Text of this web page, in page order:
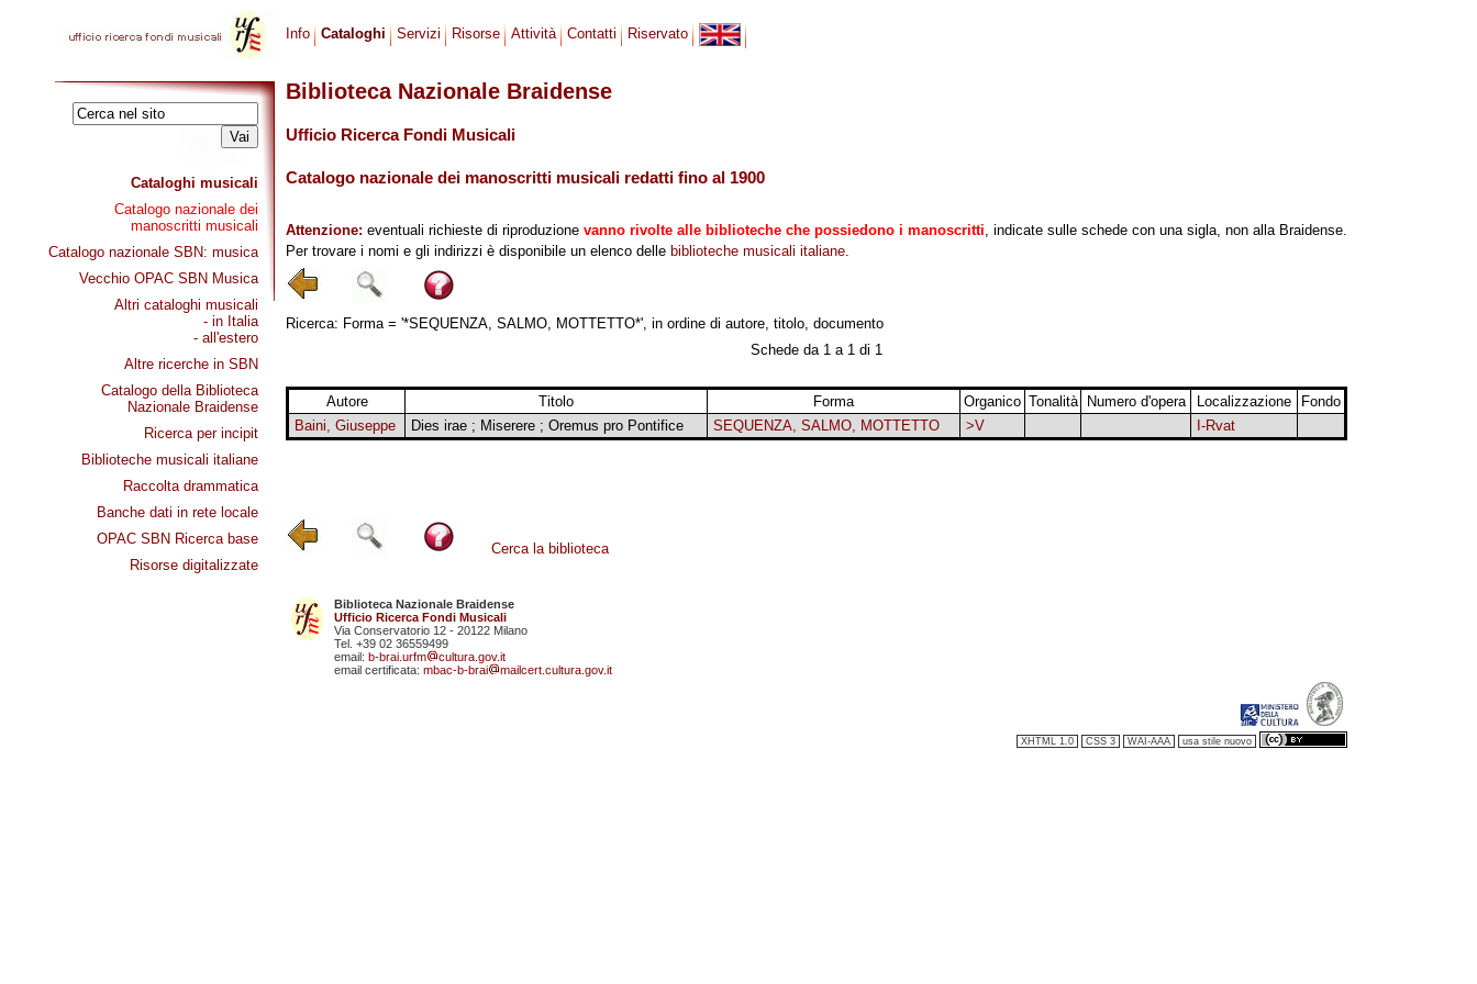
Cataloghi musicali
Catalogo nazionale dei
manoscritti musicali
Catalogo nazionale SBN: musica
Vecchio OPAC SBN Musica
Altri cataloghi musicali
- in Italia
- all'estero
Altre ricerche in SBN
Catalogo della Biblioteca
Nazionale Braidense
Ricerca per incipit
Biblioteche musicali italiane
Raccolta drammatica
Banche dati in rete locale
OPAC SBN Ricerca base
Risorse digitalizzate
Info Cataloghi Servizi Risorse Attività Contatti Riservato
Biblioteca Nazionale Braidense
Ufficio Ricerca Fondi Musicali
Catalogo nazionale dei manoscritti musicali redatti fino al 1900
Attenzione: eventuali richieste di riproduzione vanno rivolte alle biblioteche che possiedono i manoscritti, indicate sulle schede con una sigla, non alla Braidense.
Per trovare i nomi e gli indirizzi è disponibile un elenco delle biblioteche musicali italiane.
Ricerca: Forma = '*SEQUENZA, SALMO, MOTTETTO*', in ordine di autore, titolo, documento
Schede da 1 a 1 di 1
Autore Titolo Forma Organico Tonalità Numero d'opera Localizzazione
Fondo
Baini, Giuseppe
Dies irae ; Miserere ; Oremus pro Pontifice SEQUENZA, SALMO, MOTTETTO >V I-Rvat
Cerca la biblioteca
Biblioteca Nazionale Braidense
Ufficio Ricerca Fondi Musicali
Via Conservatorio 12 - 20122 Milano
Tel. +39 02 36559499
email: b-brai.urfm
cultura.gov.it
email certificata: mbac-b-brai mailcert.cultura.gov.it
XHTML 1.0 CSS 3 WAI-AAA usa stile nuovo